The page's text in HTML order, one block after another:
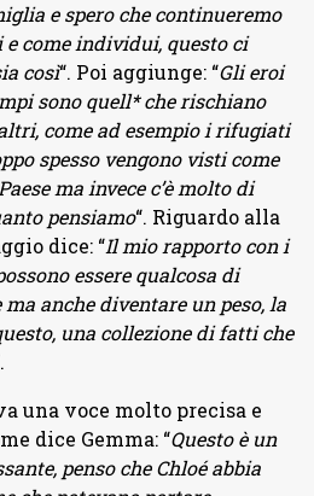
e spero che continueremo
come individui, questo ci
così“. Poi aggiunge: “Gli eroi
sono quell* che rischiano
come ad esempio i rifugiati
spesso vengono visti come
ma invece c’è molto di
pensiamo“. Riguardo alla
dice: “Il mio rapporto con i
essere qualcosa di
anche diventare un peso, la
una collezione di fatti che
una voce molto precisa e
dice Gemma: “Questo è un
penso che Chloé abbia